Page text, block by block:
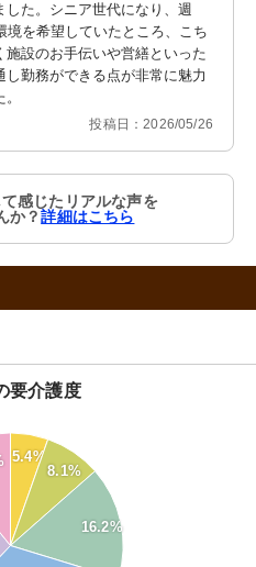
た。シニア世代になり、週
境を希望していたところ、こち
設のお手伝いや営繕といった
勤務ができる点が非常に魅力
投稿日：2026/05/26
感じたリアルな声を
か？詳細はこちら
要介護度
5.4%
8.1%
16.2%